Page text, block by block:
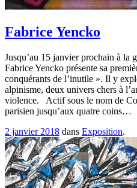
Fabrice Yencko
Jusqu’au 15 janvier prochain à la
Fabrice Yencko présente sa
conquérants de l’inutile ». Il y
alpinisme, deux univers chers à
violence. Actif sous le nom de
parisien jusqu’aux quatre coins…
2 janvier 2018 dans Exposition.